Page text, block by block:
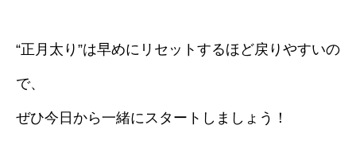
“正月太り”は早めにリセットするほど戻りやすいの
で、
ぜひ今日から一緒にスタートしましょう！